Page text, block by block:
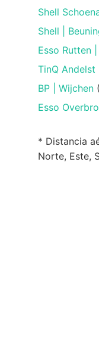
Shell
Shell |
Esso Rutten
TinQ Andelst
BP | Wijchen(
Esso
* Distancia
Norte, Este,